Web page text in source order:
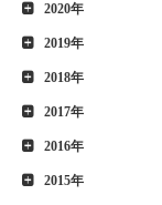
2020年
2019年
2018年
2017年
2016年
2015年